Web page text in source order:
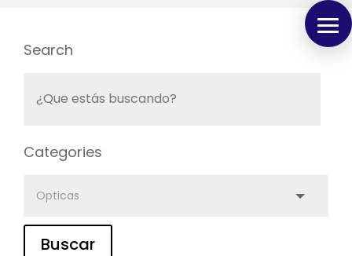
Search
Categories
Buscar